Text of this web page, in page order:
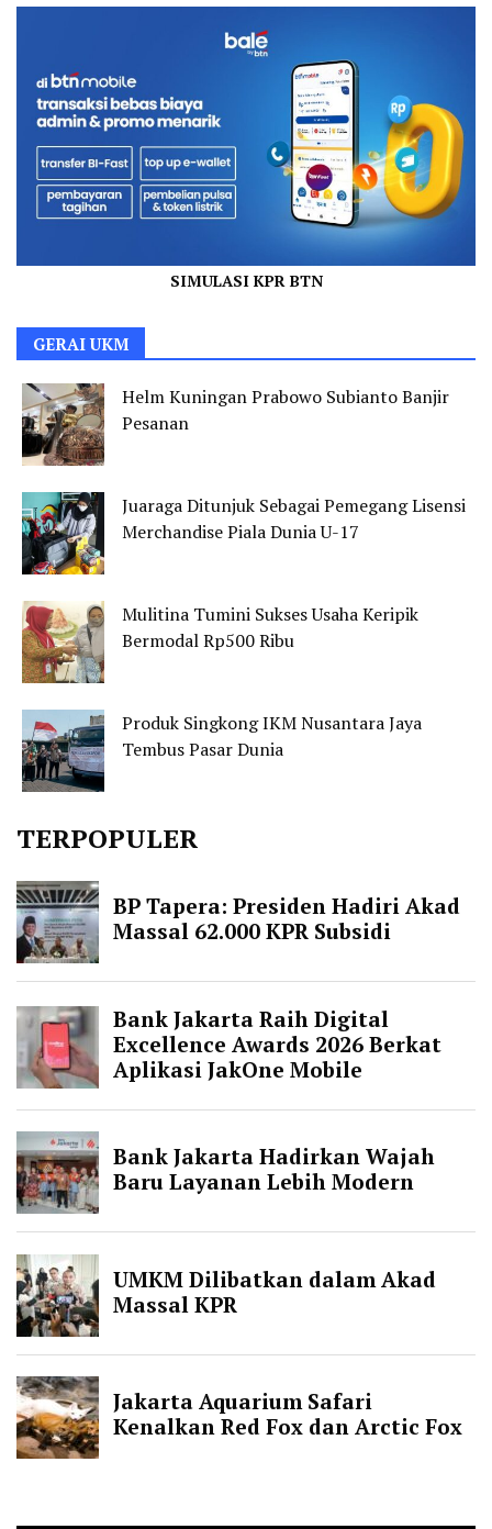
SIMULASI KPR BTN
GERAI UKM
Helm Kuningan Prabowo Subianto Banjir
Pesanan
Juaraga Ditunjuk Sebagai Pemegang Lisensi
Merchandise Piala Dunia U-17
Mulitina Tumini Sukses Usaha Keripik
Bermodal Rp500 Ribu
Produk Singkong IKM Nusantara Jaya
Tembus Pasar Dunia
TERPOPULER